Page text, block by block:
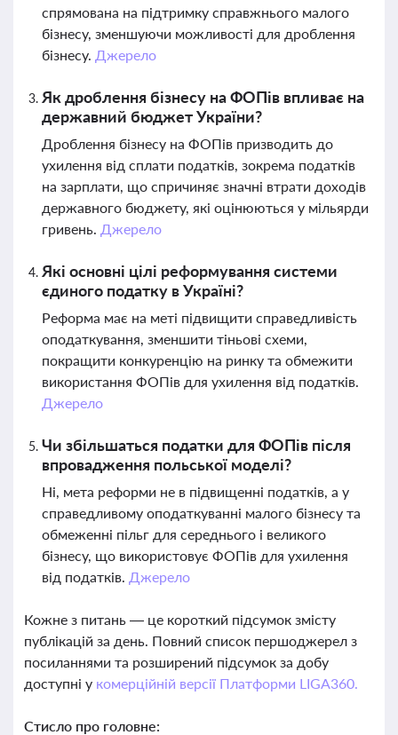
спрямована на підтримку справжнього малого
бізнесу, зменшуючи можливості для дроблення
бізнесу. Джерело
Як дроблення бізнесу на ФОПів впливає на
державний бюджет України?
Дроблення бізнесу на ФОПів призводить до
ухилення від сплати податків, зокрема податків
на зарплати, що спричиняє значні втрати доходів
державного бюджету, які оцінюються у мільярди
гривень. Джерело
Які основні цілі реформування системи
єдиного податку в Україні?
Реформа має на меті підвищити справедливість
оподаткування, зменшити тіньові схеми,
покращити конкуренцію на ринку та обмежити
використання ФОПів для ухилення від податків.
Джерело
Чи збільшаться податки для ФОПів після
впровадження польської моделі?
Ні, мета реформи не в підвищенні податків, а у
справедливому оподаткуванні малого бізнесу та
обмеженні пільг для середнього і великого
бізнесу, що використовує ФОПів для ухилення
від податків. Джерело
Кожне з питань — це короткий підсумок змісту
публікацій за день. Повний список першоджерел з
посиланнями та розширений підсумок за добу
доступні у комерційній версії Платформи LIGA360.
Стисло про головне: